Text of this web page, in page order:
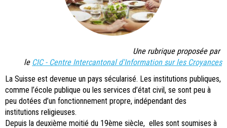
Une rubrique proposée par
le CIC - Centre Intercantonal d'Information sur les Croyances
La Suisse est devenue un pays sécularisé. Les institutions publiques,
comme l’école publique ou les services d’état civil, se sont peu à
peu dotées d’un fonctionnement propre, indépendant des
institutions religieuses.
Depuis la deuxième moitié du 19ème siècle, elles sont soumises à